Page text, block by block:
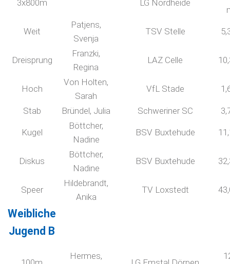
3x800m LG Nordheide
Weit
Patjens,
Svenja
TSV Stelle
Dreisprung
Franzki,
Regina
LAZ Celle
Hoch
Von Holten,
Sarah
VfL Stade
Stab Bründel, Julia Schweriner SC
Kugel
Böttcher,
Nadine
BSV Buxtehude
Diskus
Böttcher,
Nadine
BSV Buxtehude
Speer
Hildebrandt,
Anika
TV Loxstedt
Weibliche
Jugend B
Hermes,